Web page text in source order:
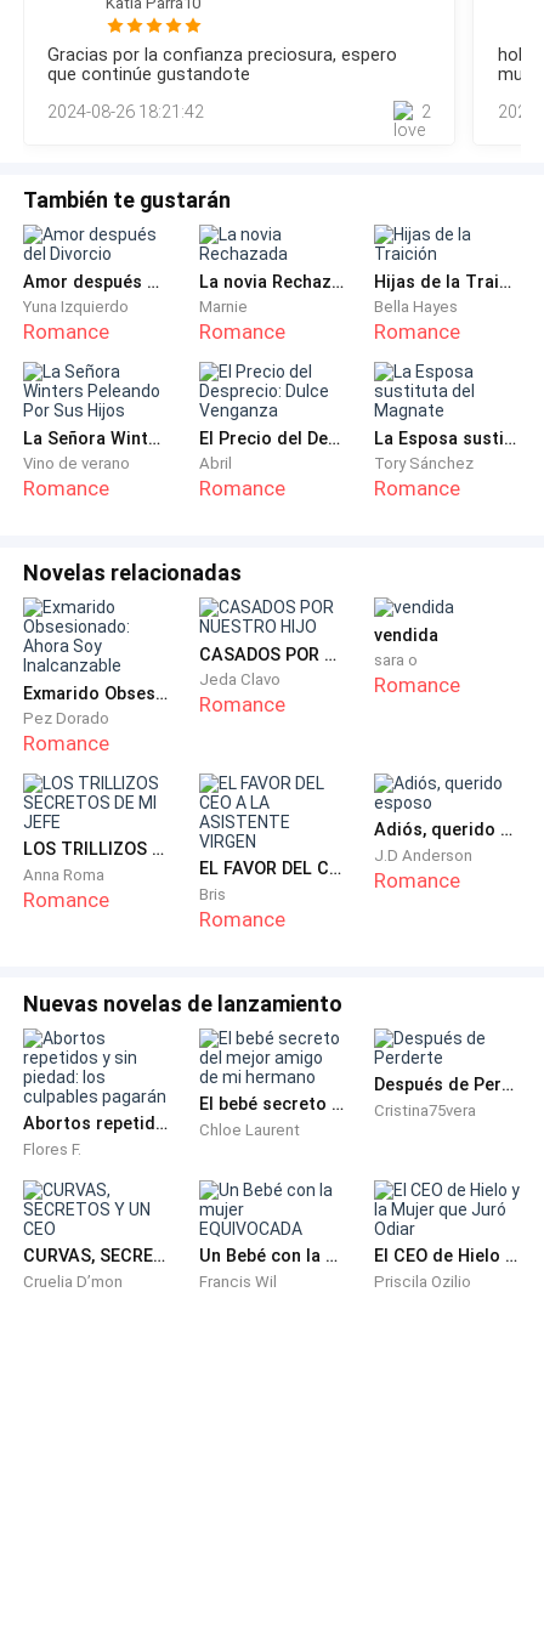
crees que es muy pronto para que nos
comprometamos? – besó los labios de la hermosa
mujer que tenía enfrente desnuda y dispuesta para él,
quien no le correspondió el beso por supuesto —
— ¡Largo! – espetó en la cara del adonis.
— ¿Qué? – inquirió sin entender.
— ¡Que te largues de mi apartamento imbécil! – lo
empujó y saltó de la cama asombrado — ¡esto lo va a
saber tu padre! – advirtió señalándolo con el dedo.
Y lo supo…
momento su único pensamiento es sostener a su padre
que casi se precipita al suelo dejando entrever un mudo
llanto ante lo que ve.—¡Papá! —grita una Mariah preocupada
por la actitud de su progenitor —. Siéntalo Damián por favor
—busca desesperada un vaso con agua,
Gracias por la confianza preciosura, espero
que continúe gustandote
2024-08-26 18:21:42
2
hola!
muy
También te gustarán
Amor después del Divorcio
Yuna Izquierdo
Romance
La novia Rechazada
Marnie
Romance
Hijas de la Traición
Bella Hayes
Romance
La Señora Winters Peleando Por Sus Hijos
Vino de verano
Romance
El Precio del Desprecio: Dulce Venganza
Abril
Romance
La Esposa sustituta del Magnate
Tory Sánchez
Romance
Novelas relacionadas
Exmarido Obsesionado: Ahora Soy Inalcanzable
Pez Dorado
Romance
CASADOS POR NUESTRO HIJO
Jeda Clavo
Romance
vendida
sara o
Romance
LOS TRILLIZOS SECRETOS DE MI JEFE
Anna Roma
Romance
EL FAVOR DEL CEO A LA ASISTENTE VIRGEN
Bris
Romance
Adiós, querido esposo
J.D Anderson
Romance
Nuevas novelas de lanzamiento
Abortos repetidos y sin piedad: los culpables pagarán
Flores F.
El bebé secreto del mejor amigo de mi hermano
Chloe Laurent
Después de Perderte
Cristina75vera
CURVAS, SECRETOS Y UN CEO
Cruelia D’mon
Un Bebé con la mujer EQUIVOCADA
Francis Wil
El CEO de Hielo y la Mujer que Juró Odiar
Priscila Ozilio